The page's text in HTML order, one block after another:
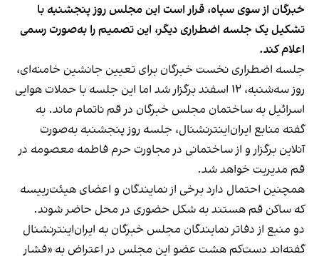
خبرگان از سوی سپاه، قرار است این مجلس روز پنجشنبه با
تشکیل یک جلسه اضطراری دیگر، این تصمیم را به‌صورت رسمی
اعلام کند.
جلسه اضطراری نخست خبرگان برای تعیین جانشین خامنه‌ای،
روز سه‌شنبه، ۱۲ اسفند برگزار شد اما این جلسه با حملات هوایی
اسرائیل به ساختمان مجلس خبرگان در قم ناتمام ماند. به
گفته منابع ایران‌اینترنشنال، جلسه روز پنجشنبه به‌صورت
آنلاین برگزار و از ساختمانی در مجاورت حرم فاطمه معصومه در
قم مدیریت خواهد شد.
همچنین احتمال دارد برخی از نمایندگان و اعضای هیئت‌رییسه
که ساکن قم هستند به شکل حضوری در محل حاضر شوند.
دو منبع از دفاتر نمایندگان مجلس خبرگان به ایران‌اینترنشنال
گفته‌اند دست‌کم هشت عضو این مجلس در اعتراض به «فشار